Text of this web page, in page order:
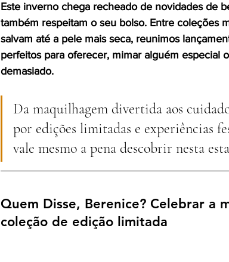
Este inverno chega recheado de novidades de
também respeitam o seu bolso. Entre coleções
salvam até a pele mais seca, reunimos
perfeitos para oferecer, mimar alguém especial
demasiado.
Da maquilhagem divertida aos
por edições limitadas e experiências
vale mesmo a pena descobrir nesta
Quem Disse, Berenice? Celebrar a
coleção de edição limitada